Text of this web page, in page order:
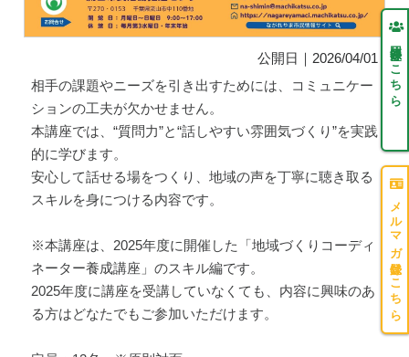
公開日｜2026/04/01
相手の課題やニーズを引き出すためには、コミュニケー
ションの工夫が欠かせません。
本講座では、“質問力”と“話しやすい雰囲気づくり”を実践
的に学びます。
安心して話せる場をつくり、地域の声を丁寧に聴き取る
スキルを身につける内容です。
※本講座は、2025年度に開催した「地域づくりコーディ
ネーター養成講座」のスキル編です。
2025年度に講座を受講していなくても、内容に興味のあ
る方はどなたでもご参加いただけます。
団体登録はこちら
メルマガ登録はこちら